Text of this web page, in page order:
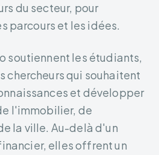
du secteur, pour
parcours et les idées.
soutiennent les étudiants,
chercheurs qui souhaitent
et développer
l'immobilier, de
la ville. Au-delà d'un
elles offrent un